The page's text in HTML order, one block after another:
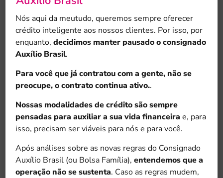
Nós aqui da meutudo, queremos sempre oferecer
crédito inteligente aos nossos clientes. Por isso, por
enquanto,decidimos manter pausado o consignado
Auxílio Brasil.
Para você que já contratou com a gente, não se
preocupe, o contrato continua ativo..
Nossas modalidades de crédito são sempre
pensadas para auxiliar a sua vida financeira e, para
isso, precisam ser viáveis para nós e para você.
Após análises sobre as novas regras do Consignado
Auxílio Brasil (ou Bolsa Família),entendemos que a
operação não se sustenta. Caso as regras mudem,
1.
Na etapa de Cadastro, selecione a opção
Auxílio Brasil e preencha seus dados
pessoais para criar uma senha.